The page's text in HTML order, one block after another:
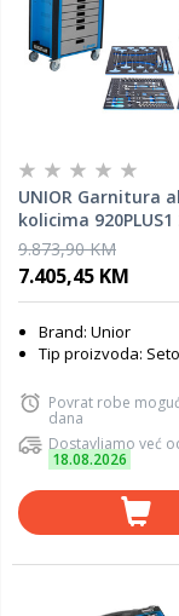
UNIOR Garnitura
kolicima 920PLUS1
dijelova 1011FPLUS1
9.873,90 KM
7.405,45 KM
Brand: Unior
Tip proizvoda:
Povrat robe
dana
Dostavljamo već
18.08.2026